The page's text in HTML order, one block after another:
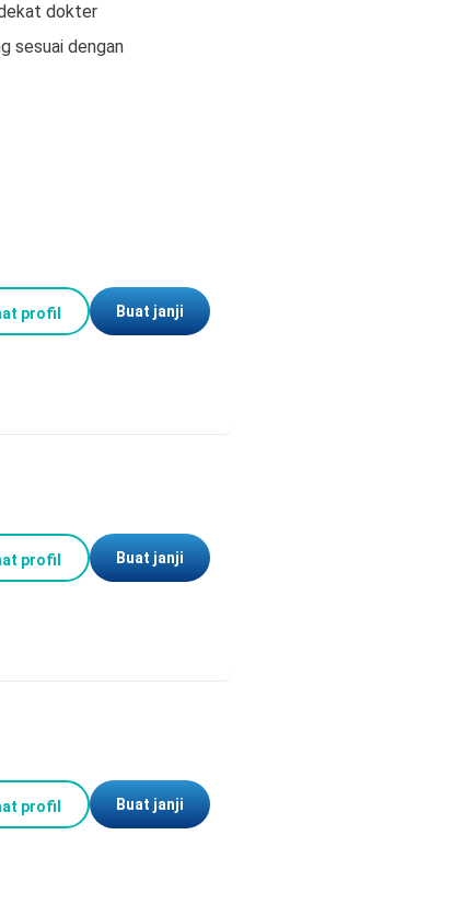
dokter
sesuai dengan
profil Buat janji
profil Buat janji
profil Buat janji